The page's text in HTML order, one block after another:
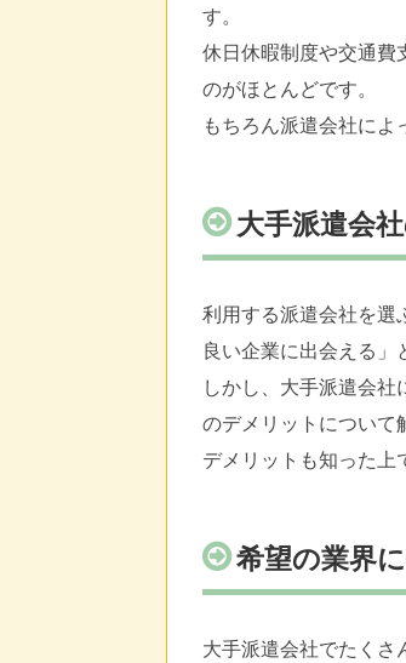
す。
休日休暇制度や交通費
のがほとんどです。
もちろん派遣会社によ
大手派遣会
利用する派遣会社を選
良い企業に出会える」
しかし、大手派遣会
のデメリットについて
デメリットも知った上
希望の業界
大手派遣会社でたくさ